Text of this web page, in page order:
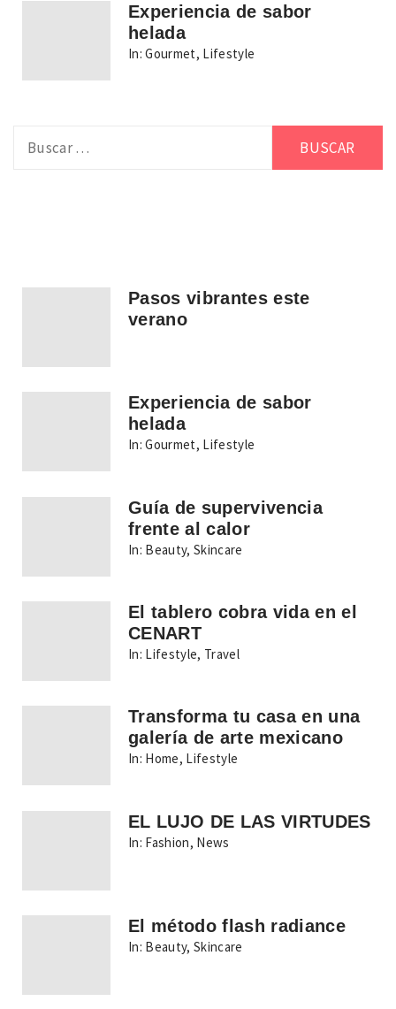
Experiencia de sabor
helada
In: Gourmet, Lifestyle
Pasos vibrantes este
verano
Experiencia de sabor
helada
In: Gourmet, Lifestyle
Guía de supervivencia
frente al calor
In: Beauty,Skincare
El tablero cobra vida en el
CENART
In: Lifestyle, Travel
Transforma tu casa en una
galería de arte mexicano
In: Home, Lifestyle
EL LUJO DE LAS VIRTUDES
In: Fashion, News
El método flash radiance
In: Beauty,Skincare